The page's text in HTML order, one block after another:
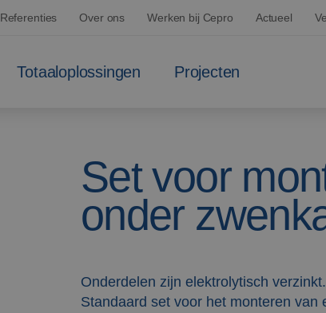
Referenties Over ons Werken bij Cepro Actueel
Totaaloplossingen Projecten
Set voor
onder
Onderdelen zijn elektrolytisch verzinkt.
Standaard set voor het monteren van